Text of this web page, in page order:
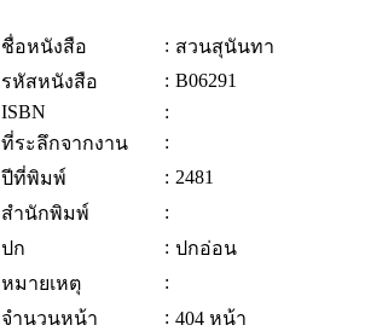
ชื่อหนังสือ : สวนสุนันทา
รหัสหนังสือ
: B06291
ISBN
:
ที่ระลึกจากงาน
:
ปีที่พิมพ์
: 2481
สำนักพิมพ์
:
ปก
: ปกอ่อน
หมายเหตุ
:
จำนวนหน้า
: 404 หน้า